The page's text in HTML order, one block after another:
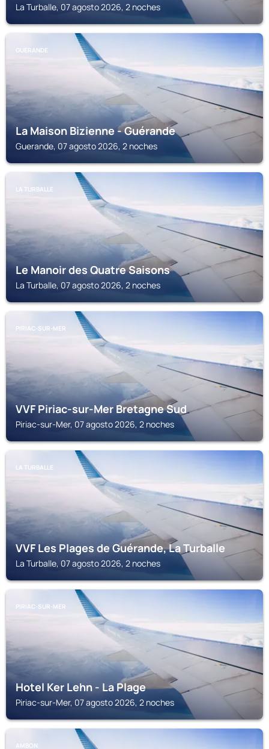
La Turballe, 07 agosto 2026, 2 noches
GUERANDE
La Maison Bizienne - Guérande
Guerande, 07 agosto 2026, 2 noches
LA TURBALLE
Le Manoir des Quatre Saisons
La Turballe, 07 agosto 2026, 2 noches
PIRIAC-SUR-MER
VVF Piriac-sur-Mer Bretagne Sud
Piriac-sur-Mer, 07 agosto 2026, 2 noches
LA TURBALLE
VVF Les Plages de Guérande, La Turballe
La Turballe, 07 agosto 2026, 2 noches
PIRIAC-SUR-MER
Hotel Ker Lehn - La Plage
Piriac-sur-Mer, 07 agosto 2026, 2 noches
AMBON